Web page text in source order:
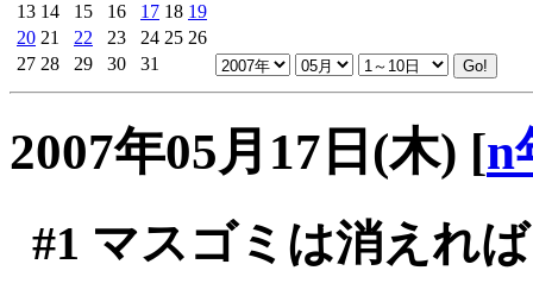
13 14 15 16 17 18 19
20 21 22 23 24 25 26
27 28 29 30 31
2007年05月17日(木) [n
#1 マスゴミは消えれ